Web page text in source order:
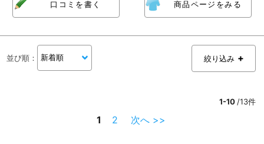
口コミを書く 商品ページをみる
並び順 ： 絞り込み
1-10 /13件
1 2 次へ >>